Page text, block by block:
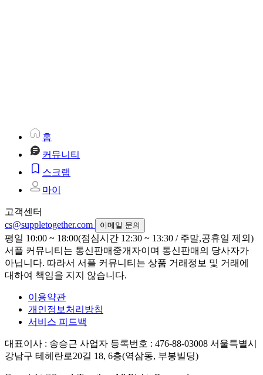
홈
커뮤니티
스크랩
마이
고객센터
cs@suppletogether.com
이메일 문의
평일 10:00 ~ 18:00(점심시간 12:30 ~ 13:30 / 주말,공휴일 제외)
서플 커뮤니티는 통신판매중개자이며 통신판매의 당사자가
아닙니다. 따라서 서플 커뮤니티는 상품 거래정보 및 거래에
대하여 책임을 지지 않습니다.
이용약관
개인정보처리방침
서비스 피드백
대표이사 : 송승근 사업자 등록번호 : 476-88-03008 서울특별시
강남구 테헤란로20길 18, 6층(역삼동, 부봉빌딩)